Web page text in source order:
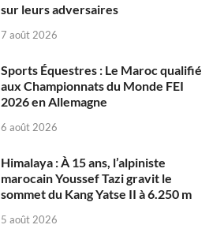
sur leurs adversaires
7 août 2026
Sports Équestres : Le Maroc qualifié
aux Championnats du Monde FEI
2026 en Allemagne
6 août 2026
Himalaya : À 15 ans, l’alpiniste
marocain Youssef Tazi gravit le
sommet du Kang Yatse II à 6.250 m
5 août 2026